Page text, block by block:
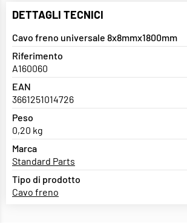
DETTAGLI TECNICI
Cavo freno universale 8x8mmx1800mm
Riferimento
A160060
EAN
3661251014726
Peso
0,20 kg
Marca
Standard Parts
Tipo di prodotto
Cavo freno